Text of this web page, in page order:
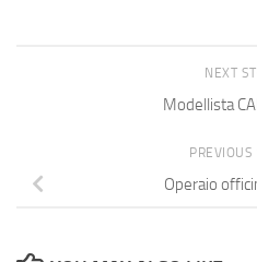
NEXT
Modellista
PREVIOUS
Operaio